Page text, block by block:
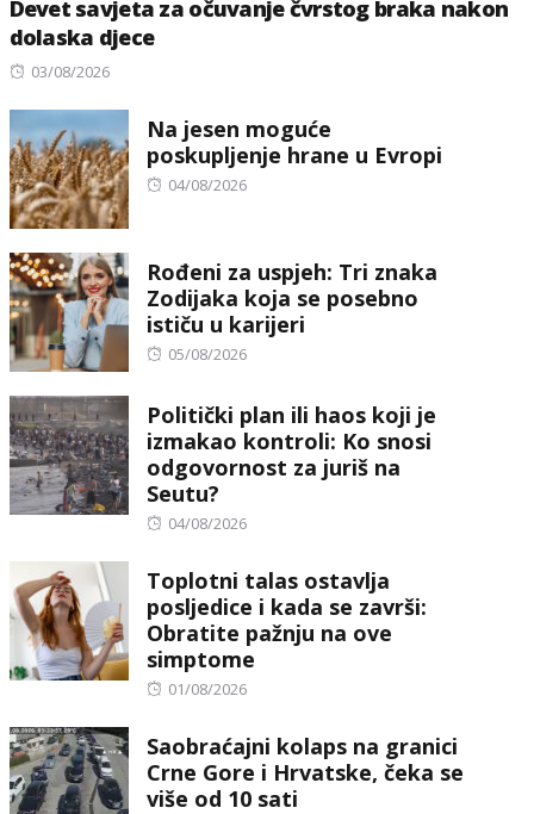
Devet savjeta za očuvanje čvrstog braka nakon
dolaska djece
Posted
03/08/2026
Na jesen moguće
poskupljenje hrane u Evropi
Posted
04/08/2026
Rođeni za uspjeh: Tri znaka
Zodijaka koja se posebno
ističu u karijeri
Posted
05/08/2026
Politički plan ili haos koji je
izmakao kontroli: Ko snosi
odgovornost za juriš na
Seutu?
Posted
04/08/2026
Toplotni talas ostavlja
posljedice i kada se završi:
Obratite pažnju na ove
simptome
Posted
01/08/2026
Saobraćajni kolaps na granici
Crne Gore i Hrvatske, čeka se
više od 10 sati